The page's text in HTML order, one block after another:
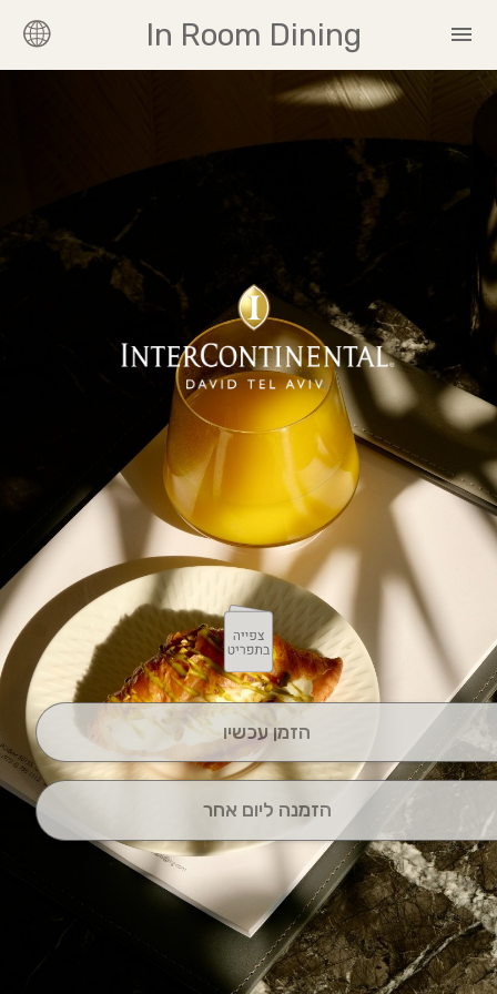
menu
In Room Dining
הזמן עכשיו
הזמנה ליום אחר